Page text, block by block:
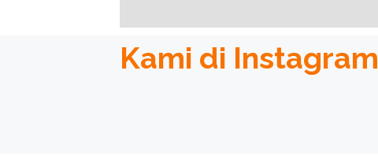
Kami di Instagram